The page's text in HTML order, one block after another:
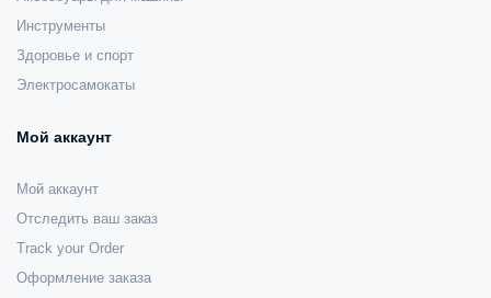
Инструменты
Здоровье и спорт
Электросамокаты
Мой аккаунт
Мой аккаунт
Отследить ваш заказ
Track your Order
Оформление заказа